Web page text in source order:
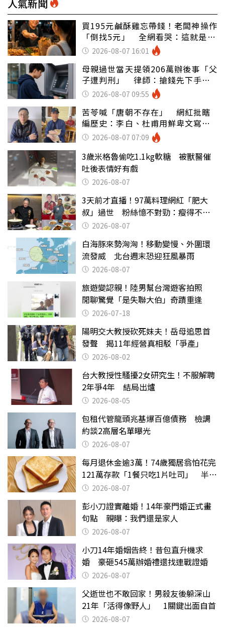
人氣新聞
買195元鹹酥雞忘帶錢！老闆神操作
「倒找5元」 全網看哭：這就是台
灣 2026-08-07 16:01
母親過世當天提領206萬辦後事「父
子遭判刑」 律師：搶錢先下手是
罪 2026-08-07 09:55
苦苓喊「唐朝不存在」 網紅批瞎
編歷史：李白、杜甫用鮮卑文寫
詩？2026-08-07 07:09
3歲米格魯偷吃1.1kg軟糖 被獸醫催
吐後表情好有戲
2026-08-07
3天前才直播！97萬料理網紅「肥大
叔」過世 粉絲憶不對勁：瘦得不合
理 2026-08-07
白海豚來勢洶洶！移動變慢、外圍環
流發威 北台週末恐迎狂風暴雨
2026-08-07
旅遊變認親！陸男幫台灣遊客拍照
閒聊驚覺「是失聯大伯」奇蹟重逢
2026-07-18
陽明交大教授砍死妹夫！岳母追思首
發聲 揭11年經營真相駁「爭產」
2026-08-02
台大教授性騷擾2女研究生！不服解聘
2年爭4年 結局出爐
2026-08-05
包租代管龍頭兆基爆百億債務 檢調
約談2高層名單曝光
2026-08-07
每月退休金逾3萬！74歲獨居翁怕花完
121萬存款「1餐只吃1片吐司」 半年
後暴瘦嚇壞女兒
2026-08-07
彭小刀證實離婚！14年豪門婚正式畫
句點 親曝：我們還是家人
2026-08-07
小刀14年婚姻告終！昔包直升機求
婚 豪砸545萬辦婚禮還找連戰證婚
2026-08-07
父逝世也不敢回家！男殺友後躲深山
21年「活得像野人」 1關鍵出面自首
2026-08-07